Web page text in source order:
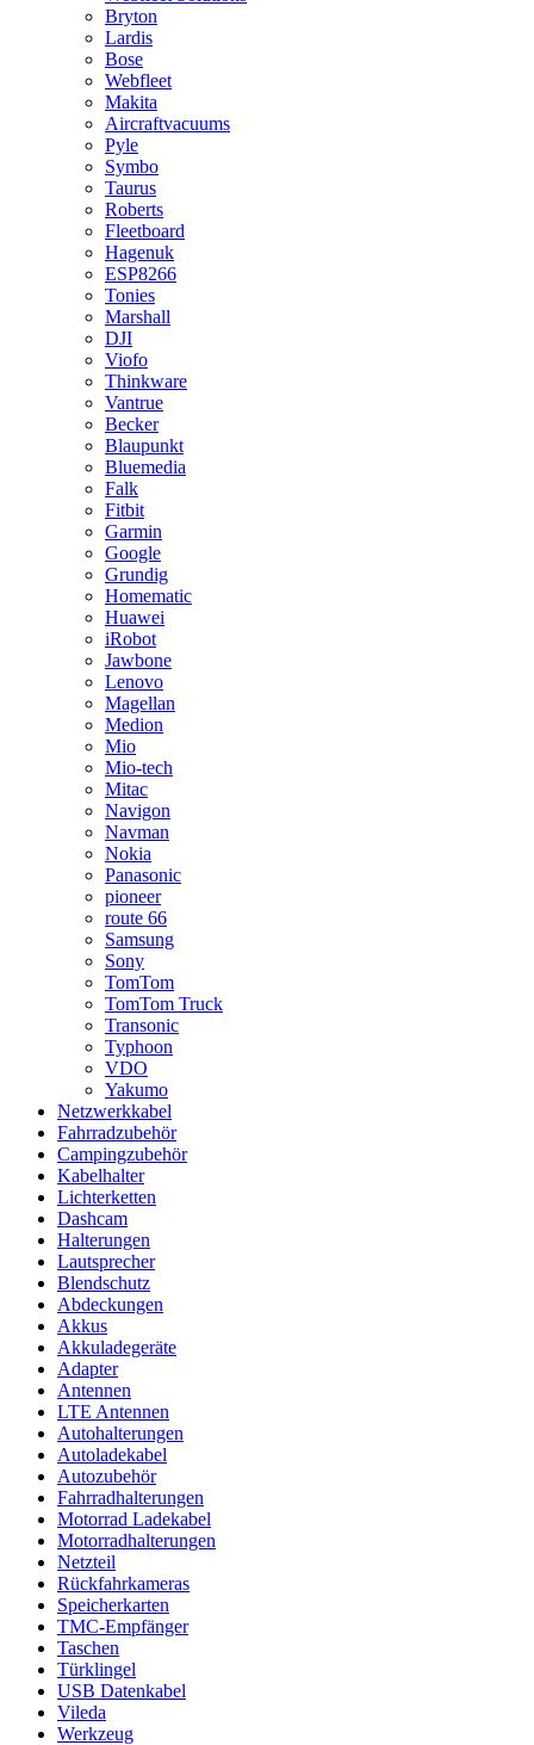
Bryton
Lardis
Bose
Webfleet
Makita
Aircraftvacuums
Pyle
Symbo
Taurus
Roberts
Fleetboard
Hagenuk
ESP8266
Tonies
Marshall
DJI
Viofo
Thinkware
Vantrue
Becker
Blaupunkt
Bluemedia
Falk
Fitbit
Garmin
Google
Grundig
Homematic
Huawei
iRobot
Jawbone
Lenovo
Magellan
Medion
Mio
Mio-tech
Mitac
Navigon
Navman
Nokia
Panasonic
pioneer
route 66
Samsung
Sony
TomTom
TomTom Truck
Transonic
Typhoon
VDO
Yakumo
Netzwerkkabel
Fahrradzubehör
Campingzubehör
Kabelhalter
Lichterketten
Dashcam
Halterungen
Lautsprecher
Blendschutz
Abdeckungen
Akkus
Akkuladegeräte
Adapter
Antennen
LTE Antennen
Autohalterungen
Autoladekabel
Autozubehör
Fahrradhalterungen
Motorrad Ladekabel
Motorradhalterungen
Netzteil
Rückfahrkameras
Speicherkarten
TMC-Empfänger
Taschen
Türklingel
USB Datenkabel
Vileda
Werkzeug